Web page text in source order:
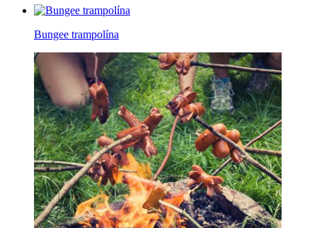
Bungee trampolína